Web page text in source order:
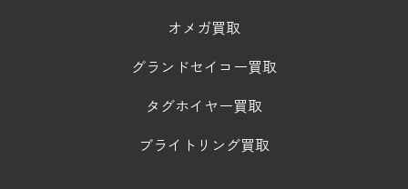
オメガ買取
グランドセイコー買取
タグホイヤー買取
ブライトリング買取